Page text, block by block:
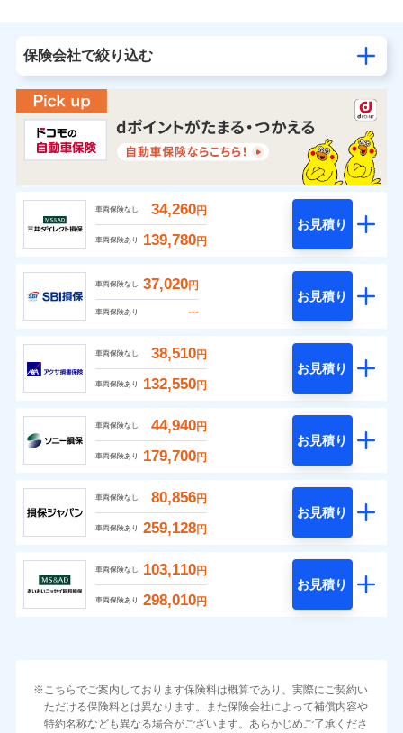
保険会社で絞り込む
車両保険なし 34,260円
車両保険あり 139,780円
お見積り
車両保険なし 37,020円
車両保険あり ---
お見積り
車両保険なし 38,510円
車両保険あり 132,550円
お見積り
車両保険なし 44,940円
車両保険あり 179,700円
お見積り
車両保険なし 80,856円
車両保険あり 259,128円
お見積り
車両保険なし 103,110円
車両保険あり 298,010円
お見積り
こちらでご案内しております保険料は概算であり、実際にご契約い
ただける保険料とは異なります。また保険会社によって補償内容や
特約名称なども異なる場合がございます。あらかじめご了承くださ